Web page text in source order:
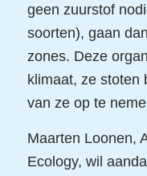
geen zuurstof
soorten), gaan
zones. Deze
klimaat, ze stoten
van ze op te
Maarten Loonen,
Ecology, wil